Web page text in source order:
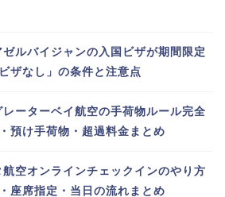
ゼルバイジャンの入国ビザが期間限定
ザなし」の条件と注意点
レーターベイ航空の手荷物ルール完全
預け手荷物・超過料金まとめ
航空オンラインチェックインのやり方
座席指定・当日の流れまとめ